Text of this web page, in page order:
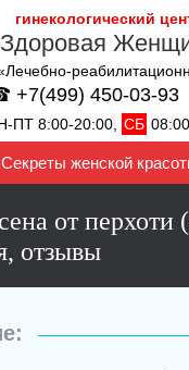
гинекологический
+7(499) 450-03-93
ПТ 8:00-20:00, СБ
Секреты женской
от перхоти
отзывы